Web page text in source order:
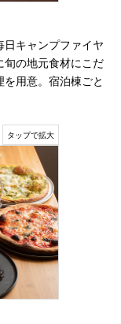
キャンプファイヤ
旬の地元食材にこだ
用意。宿泊棟ごと